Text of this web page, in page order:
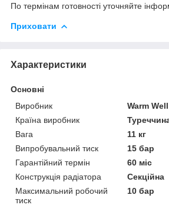
По термінам готовності уточняйте
Приховати
Характеристики
Основні
Виробник
Warm Well
Країна виробник
Вага
11 кг
Випробувальний тиск
15 бар
Гарантійний термін
60 міс
Конструкція радіатора
Секційна
Максимальний робочий
тиск
10 бар